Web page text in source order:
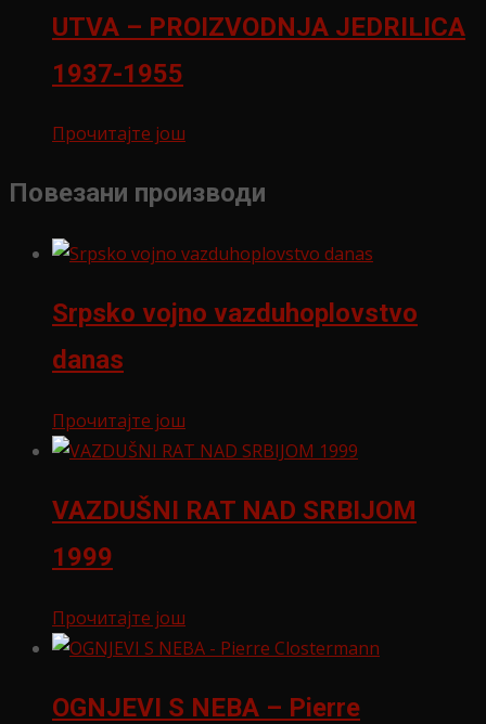
UTVA – PROIZVODNJA JEDRILICA
1937-1955
Прочитајте још
Повезани производи
Srpsko vojno vazduhoplovstvo
danas
Прочитајте још
VAZDUŠNI RAT NAD SRBIJOM
1999
Прочитајте још
OGNJEVI S NEBA – Pierre